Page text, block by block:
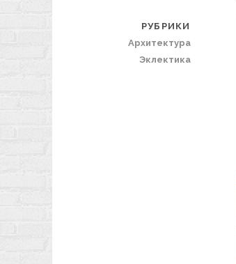
РУБРИКИ
Архитектура
Эклектика